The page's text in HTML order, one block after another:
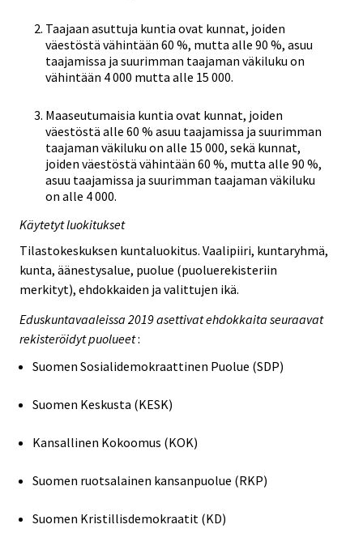
Taajaan asuttuja kuntia ovat kunnat, joiden
väestöstä vähintään 60 %, mutta alle 90 %, asuu
taajamissa ja suurimman taajaman väkiluku on
vähintään 4 000 mutta alle 15 000.
Maaseutumaisia kuntia ovat kunnat, joiden
väestöstä alle 60 % asuu taajamissa ja suurimman
taajaman väkiluku on alle 15 000, sekä kunnat,
joiden väestöstä vähintään 60 %, mutta alle 90 %,
asuu taajamissa ja suurimman taajaman väkiluku
on alle 4 000.
Käytetyt luokitukset
Tilastokeskuksen kuntaluokitus. Vaalipiiri, kuntaryhmä,
kunta, äänestysalue, puolue (puoluerekisteriin
merkityt), ehdokkaiden ja valittujen ikä.
Eduskuntavaaleissa 2019 asettivat ehdokkaita seuraavat
rekisteröidyt puolueet:
Suomen Sosialidemokraattinen Puolue (SDP)
Suomen Keskusta (KESK)
Kansallinen Kokoomus (KOK)
Suomen ruotsalainen kansanpuolue (RKP)
Suomen Kristillisdemokraatit (KD)